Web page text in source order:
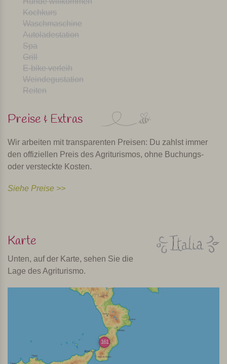
Persönlich ausgewählt und besucht von Margot De Kruif – My Italy
Kochkurs
Waschmaschine
Autoladestation
Spa
Grill
E-bike verleih
Weindegustation
Reiten
Preise & Extras
Wir arbeiten mit transparenten Preisen: Du zahlst immer
den offiziellen Preis des Agriturismos, ohne Buchungs-
oder versteckte Kosten.
Siehe Preise >>
Karte
Unten, auf der Karte, sehen Sie die
Lage des Agriturismo.
161